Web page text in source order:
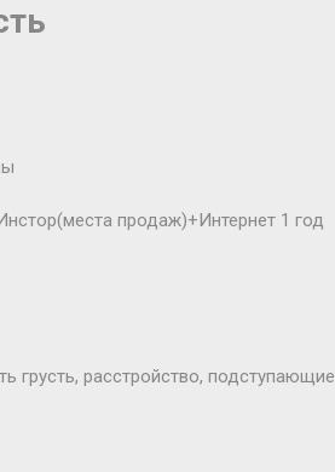
продаж)+Интернет 1 год
грусть, расстройство, подступающие